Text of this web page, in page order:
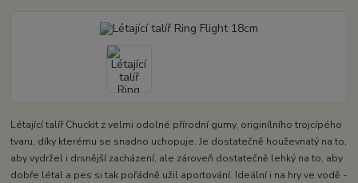
Létající talíř Chuckit z velmi odolné přírodní gumy, originílního trojcípého
tvaru, díky kterému se snadno uchopuje. Je dostatečně houževnatý na to,
aby vydržel i drsnější zacházení, ale zároveň dostatečně lehký na to, aby
dobře létal a pes si tak pořádně užil aportování. Ideální i na hry ve vodě -